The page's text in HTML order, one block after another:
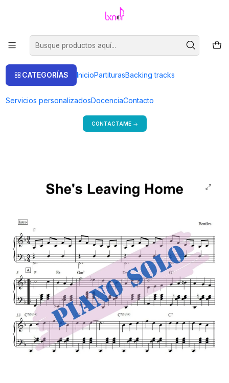
CATEGORÍAS InicioPartiturasBacking tracks
Servicios personalizadosDocenciaContacto
Venta de partituras.
Inicio Partituras Piano Solo
PS 0009 - She's Leaving Home - Beatles - Piano solo
Bienvenido a mi tienda
Si estás en Argentina, consulta precios y más formas de pago.
CONTACTAME